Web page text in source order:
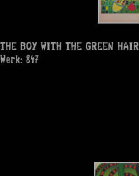
THE BOY WITH THE GREEN HAIR
Werk: 847